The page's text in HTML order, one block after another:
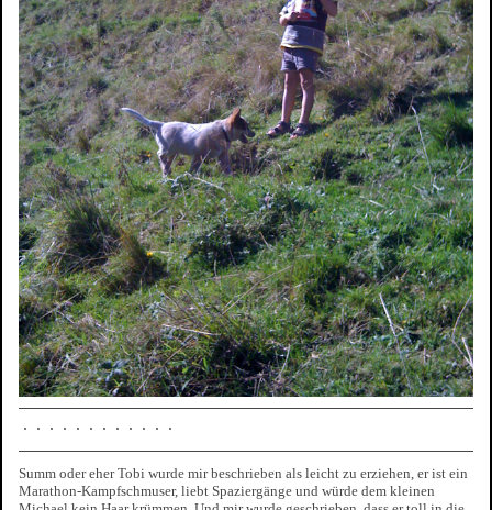
Summ oder eher Tobi wurde mir beschrieben als leicht zu erziehen, er ist ein
Marathon-Kampfschmuser, liebt Spaziergänge und würde dem kleinen